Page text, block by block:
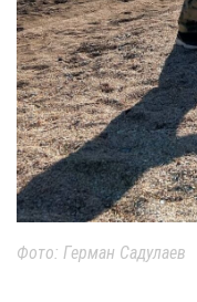
Фото: Герман Садулаев